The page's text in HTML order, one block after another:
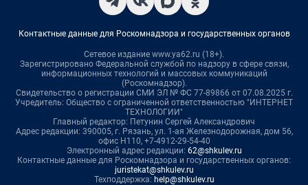
Контактные данные для Роскомнадзора и государственных органов
Сетевое издание www.ya62.ru (18+).
Зарегистрировано Федеральной службой по надзору в сфере связи,
информационных технологий и массовых коммуникаций
(Роскомнадзор).
Свидетельство о регистрации СМИ ЭЛ № ФС 77-89866 от 07.08.2025 г.
Учредитель: Общество с ограниченной ответственностью "ИНТЕРНЕТ
ТЕХНОЛОГИИ"
Главный редактор: Петунин Сергей Александрович
Адрес редакции: 390005, г. Рязань, ул. 1-ая Железнодорожная, дом 56,
офис Н110, +7-4912-29-54-40
Электронный адрес редакции: 62@shkulev.ru
Контактные данные для Роскомнадзора и государственных органов:
juristekat@shkulev.ru
Техподдержка: help@shkulev.ru